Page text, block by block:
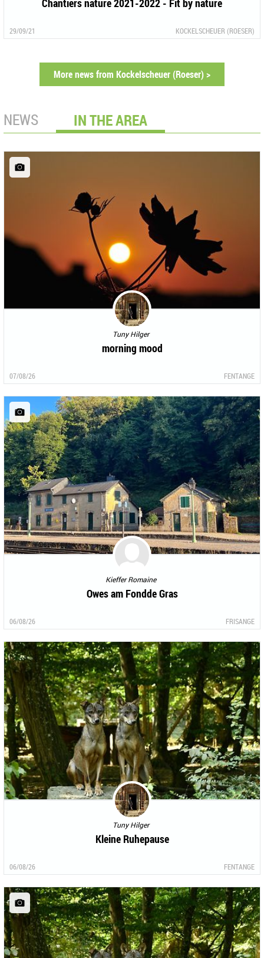
Chantiers nature 2021-2022 - Fit by nature
29/09/21 KOCKELSCHEUER (ROESER)
More news from Kockelscheuer (Roeser) >
NEWS IN THE AREA
Tuny Hilger
morning mood
07/08/26 FENTANGE
Kieffer Romaine
Owes am Fondde Gras
06/08/26 FRISANGE
Tuny Hilger
Kleine Ruhepause
06/08/26 FENTANGE